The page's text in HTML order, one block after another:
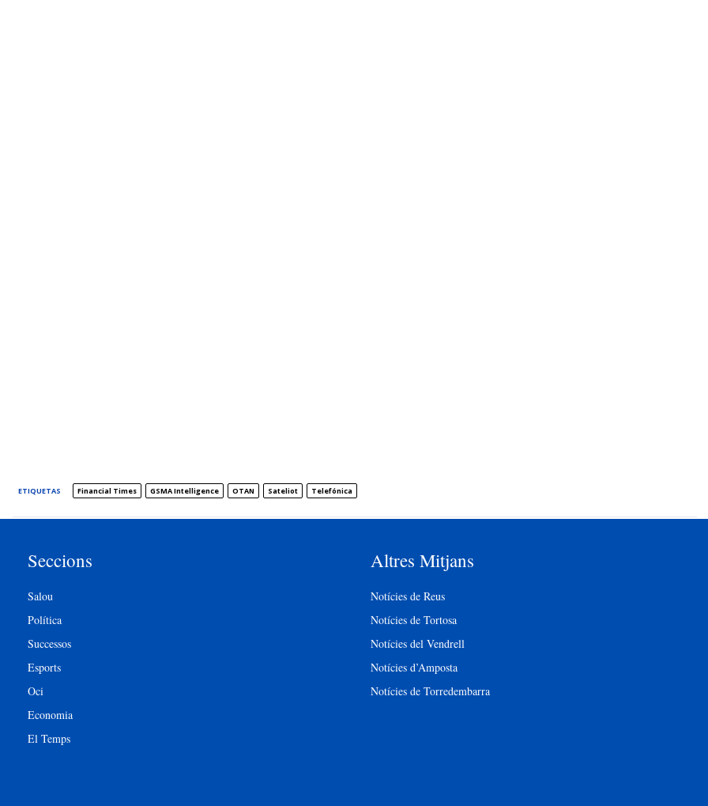
ETIQUETAS Financial Times GSMA Intelligence OTAN Sateliot Telefónica
Seccions
Salou
Política
Successos
Esports
Oci
Economia
El Temps
Altres Mitjans
Notícies de Reus
Notícies de Tortosa
Notícies del Vendrell
Notícies d’Amposta
Notícies de Torredembarra